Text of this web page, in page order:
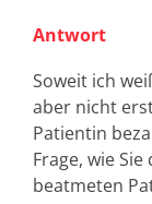
Antwort
Soweit ich
aber nicht
Patientin
Frage, wie
beatmeten